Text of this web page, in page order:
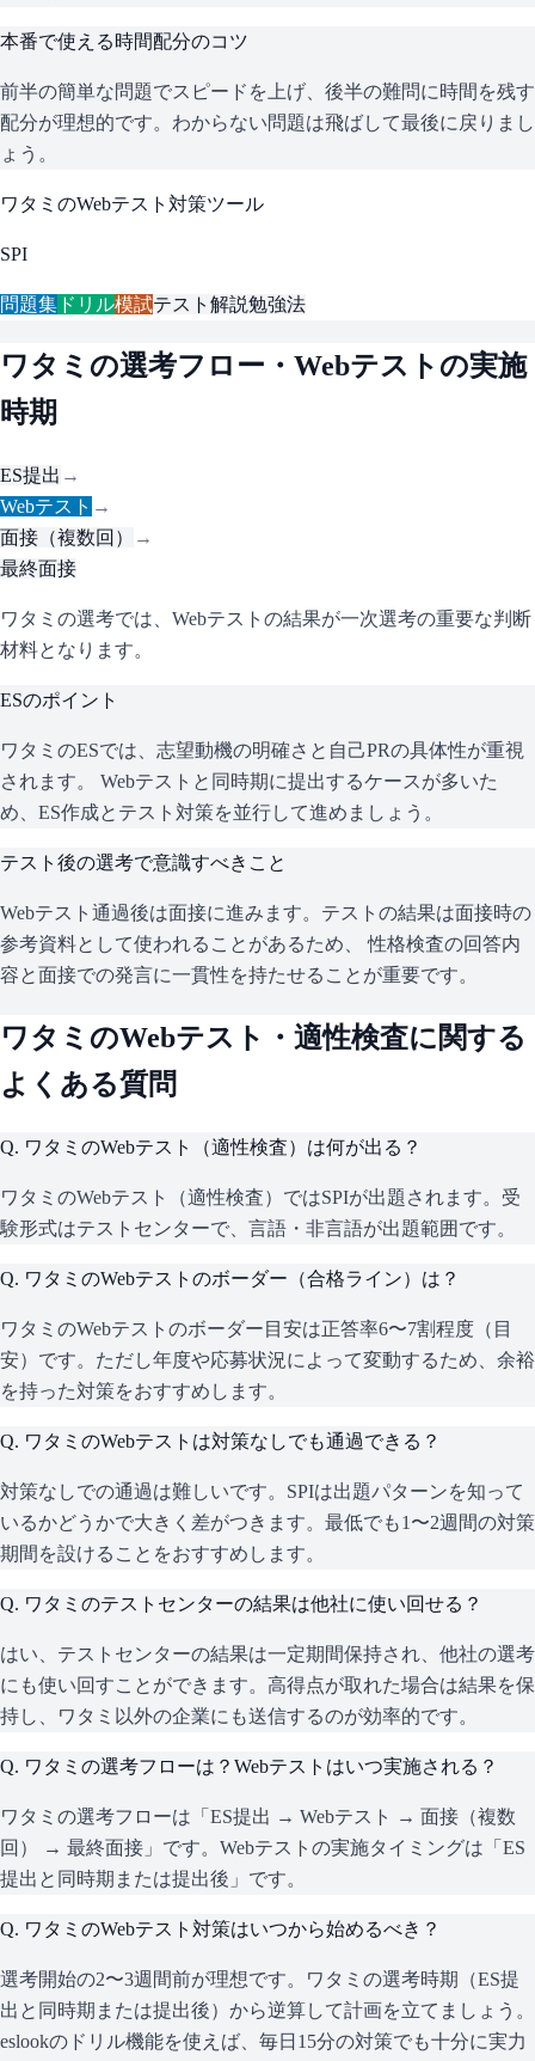
本番で使える時間配分のコツ
前半の簡単な問題でスピードを上げ、後半の難問に時間を残す
配分が理想的です。わからない問題は飛ばして最後に戻りまし
ょう。
ワタミ のWebテスト対策ツール
SPI
問題集 ドリル模試テスト解説勉強法
ワタミ の選考フロー・Webテストの実施
時期
ES提出 →
Webテスト →
面接（複数回）
→
最終面接
ワタミの選考では、Webテストの結果が一次選考の重要な判断
材料となります。
ESのポイント
ワタミ のESでは、志望動機の明確さと自己PRの具体性が重視
されます。 Webテストと同時期に提出するケースが多いた
め、ES作成とテスト対策を並行して進めましょう。
テスト後の選考で意識すべきこと
Webテスト通過後は面接に進みます。テストの結果は面接時の
参考資料として使われることがあるため、 性格検査の回答内
容と面接での発言に一貫性を持たせることが重要です。
ワタミ のWebテスト・適性検査に関する
よくある質問
Q. ワタミのWebテスト（適性検査）は何が出る？
ワタミのWebテスト（適性検査）ではSPIが出題されます。受
験形式はテストセンターで、言語・非言語が出題範囲です。
Q. ワタミのWebテストのボーダー（合格ライン）は？
ワタミのWebテストのボーダー目安は正答率6〜7割程度（目
安）です。ただし年度や応募状況によって変動するため、余裕
を持った対策をおすすめします。
Q. ワタミのWebテストは対策なしでも通過できる？
対策なしでの通過は難しいです。SPIは出題パターンを知って
いるかどうかで大きく差がつきます。最低でも1〜2週間の対策
期間を設けることをおすすめします。
Q. ワタミのテストセンターの結果は他社に使い回せる？
はい、テストセンターの結果は一定期間保持され、他社の選考
にも使い回すことができます。高得点が取れた場合は結果を保
持し、ワタミ以外の企業にも送信するのが効率的です。
Q. ワタミの選考フローは？Webテストはいつ実施される？
ワタミの選考フローは「ES提出 → Webテスト → 面接（複数
回） → 最終面接」です。Webテストの実施タイミングは「ES
提出と同時期または提出後」です。
Q. ワタミのWebテスト対策はいつから始めるべき？
選考開始の2〜3週間前が理想です。ワタミの選考時期（ES提
出と同時期または提出後）から逆算して計画を立てましょう。
eslookのドリル機能を使えば、毎日15分の対策でも十分に実力